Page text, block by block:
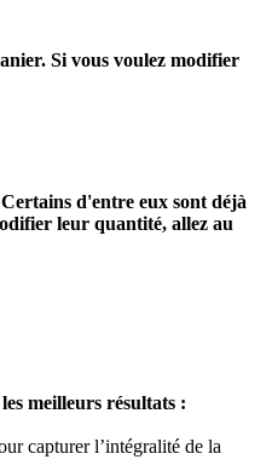
Si vous voulez modifier
d'entre eux sont déjà
leur quantité, allez au
meilleurs résultats :
capturer l’intégralité de la